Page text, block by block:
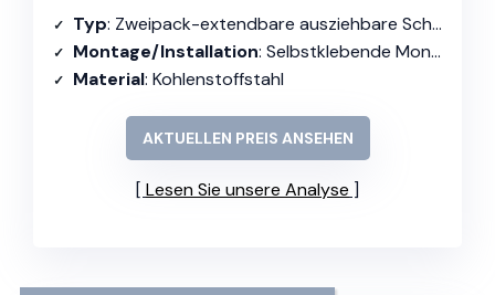
Typ: Zweipack-extendbare ausziehbare Schubladen
Montage/Installation: Selbstklebende Montage
Material: Kohlenstoffstahl
AKTUELLEN PREIS ANSEHEN
Lesen Sie unsere Analyse